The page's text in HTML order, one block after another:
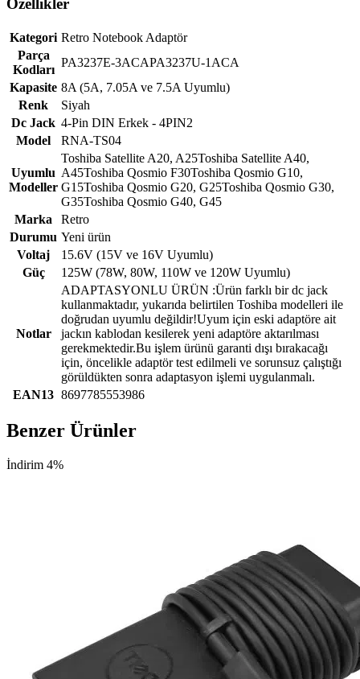
Özellikler
Kategori Retro Notebook Adaptör
Parça
Kodları
PA3237E-3ACAPA3237U-1ACA
Kapasite 8A (5A, 7.05A ve 7.5A Uyumlu)
Renk
Siyah
Dc Jack 4-Pin DIN Erkek - 4PIN2
Model
RNA-TS04
Uyumlu
Modeller
Toshiba Satellite A20, A25Toshiba Satellite A40,
A45Toshiba Qosmio F30Toshiba Qosmio G10,
G15Toshiba Qosmio G20, G25Toshiba Qosmio G30,
G35Toshiba Qosmio G40, G45
Marka
Retro
Durumu Yeni ürün
Voltaj
15.6V (15V ve 16V Uyumlu)
Güç
125W (78W, 80W, 110W ve 120W Uyumlu)
Notlar
ADAPTASYONLU ÜRÜN :Ürün farklı bir dc jack
kullanmaktadır, yukarıda belirtilen Toshiba modelleri ile
doğrudan uyumlu değildir!Uyum için eski adaptöre ait
jackın kablodan kesilerek yeni adaptöre aktarılması
gerekmektedir.Bu işlem ürünü garanti dışı bırakacağı
için, öncelikle adaptör test edilmeli ve sorunsuz çalıştığı
görüldükten sonra adaptasyon işlemi uygulanmalı.
EAN13 8697785553986
Benzer Ürünler
İndirim 4%